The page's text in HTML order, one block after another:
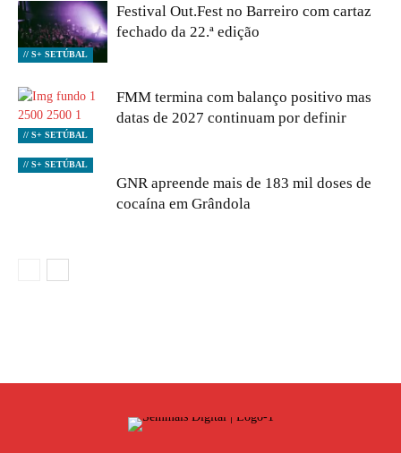
// S+ SETÚBAL
Festival Out.Fest no Barreiro com cartaz
fechado da 22.ª edição
// S+ SETÚBAL
FMM termina com balanço positivo mas
datas de 2027 continuam por definir
// S+ SETÚBAL
GNR apreende mais de 183 mil doses de
cocaína em Grândola